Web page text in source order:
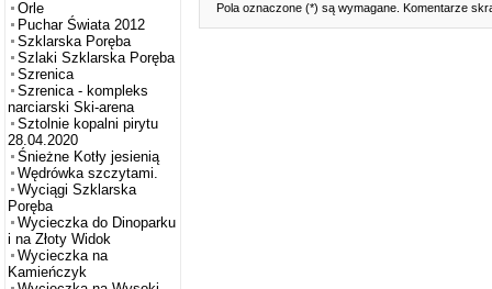
Orle
Puchar Świata 2012
Szklarska Poręba
Szlaki Szklarska Poręba
Szrenica
Szrenica - kompleks
narciarski Ski-arena
Sztolnie kopalni pirytu
28.04.2020
Śnieżne Kotły jesienią
Wędrówka szczytami.
Wyciągi Szklarska
Poręba
Wycieczka do Dinoparku
i na Złoty Widok
Wycieczka na
Kamieńczyk
Pola oznaczone (*) są wymagane. Komentarze